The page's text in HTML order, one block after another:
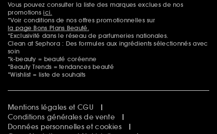
Mentions additionnelles
Vous pouvez consulter la liste des marques exclues de nos
promotionsici.
*Voir conditions de nos offres promotionnelles sur
la page Bons Plans Beauté.
*Exclusivité dans le réseau de parfumeries nationales.
Clean at Sephora : Des formules aux ingrédients sélectionnés avec
soin
*k-beauty = beauté coréenne
*Beauty Trends = tendances beauté
*Wishlist = liste de souhaits
Mentions légales et CGU
Conditions générales de vente
Données personnelles et cookies